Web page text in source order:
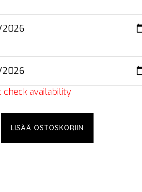
check availability
LISÄÄ OSTOSKORIIN